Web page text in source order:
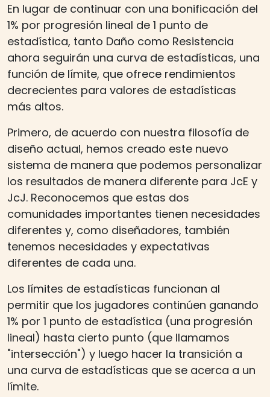
En lugar de continuar con una bonificación del
1% por progresión lineal de 1 punto de
estadística, tanto Daño como Resistencia
ahora seguirán una curva de estadísticas, una
función de límite, que ofrece rendimientos
decrecientes para valores de estadísticas
más altos.
Primero, de acuerdo con nuestra filosofía de
diseño actual, hemos creado este nuevo
sistema de manera que podemos personalizar
los resultados de manera diferente para JcE y
JcJ. Reconocemos que estas dos
comunidades importantes tienen necesidades
diferentes y, como diseñadores, también
tenemos necesidades y expectativas
diferentes de cada una.
Los límites de estadísticas funcionan al
permitir que los jugadores continúen ganando
1% por 1 punto de estadística (una progresión
lineal) hasta cierto punto (que llamamos
"intersección") y luego hacer la transición a
una curva de estadísticas que se acerca a un
límite.